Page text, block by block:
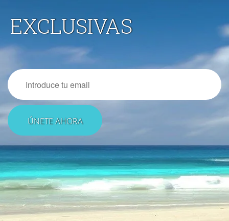
EXCLUSIVAS
Email